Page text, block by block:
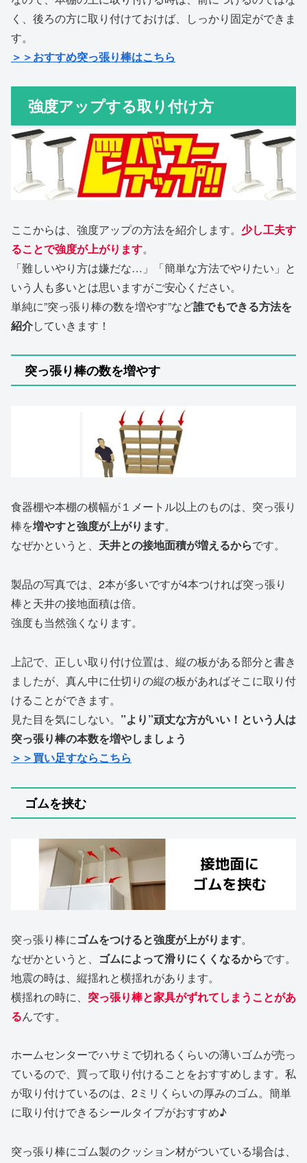
く、後ろの方に取り付けておけば、しっかり固定ができま
す。
＞＞おすすめ突っ張り棒はこちら
強度アップする取り付け方
ここからは、強度アップの方法を紹介します。 少し工夫す
ることで強度が上がります。
「難しいやり方は嫌だな…」「簡単な方法でやりたい」と
いう人も多いとは思いますがご安心ください。
単純に”突っ張り棒の数を増やす”など誰でもできる方法を
紹介していきます！
突っ張り棒の数を増やす
食器棚や本棚の横幅が１メートル以上のものは、突っ張り
棒を増やすと強度が上がります。
なぜかというと、 天井との接地面積が増えるからです。
製品の写真では、2本が多いですが4本つければ突っ張り
棒と天井の接地面積は倍。
強度も当然強くなります。
上記で、正しい取り付け位置は、縦の板がある部分と書き
ましたが、真ん中に仕切りの縦の板があればそこに取り付
けることができます。
見た目を気にしない。 ”より”頑丈な方がいい！という人は
突っ張り棒の本数を増やしましょう
＞＞買い足すならこちら
ゴムを挟む
突っ張り棒にゴムをつけると強度が上がります。
なぜかというと、 ゴムによって滑りにくくなるからです。
地震の時は、縦揺れと横揺れがあります。
横揺れの時に、 突っ張り棒と家具がずれてしまうことがあ
るんです。
ホームセンターでハサミで切れるくらいの薄いゴムが売っ
ているので、買って取り付けることをおすすめします。私
が取り付けているのは、2ミリくらいの厚みのゴム。簡単
に取り付けできるシールタイプがおすすめ♪
突っ張り棒にゴム製のクッション材がついている場合は、